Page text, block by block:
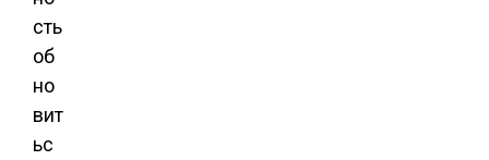
сть
об
но
вит
ьс